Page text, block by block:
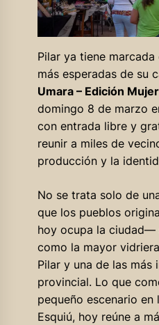
Pilar ya tiene
más esperadas de su
Umara – Edición Mujer
domingo 8 de marzo
con entrada libre y
reunir a miles de
producción y la
No se trata solo de
que los pueblos
hoy ocupa la ciudad—
como la mayor
Pilar y una de las
provincial. Lo que
pequeño escenario
Esquiú, hoy reúne a